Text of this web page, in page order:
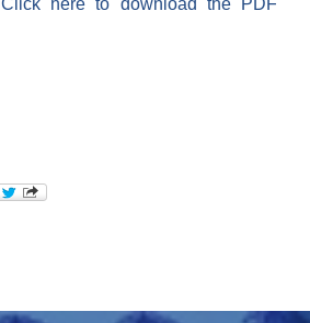
Click here to download the PDF